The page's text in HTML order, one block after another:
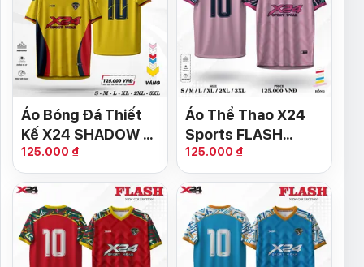
Áo Bóng Đá Thiết
Kế X24 SHADOW –
Màu Vàng Chanh
Nổi Bật
125.000 ₫
Áo Thể Thao X24
Sports FLASH
Collection – Hồng
Pastel
125.000 ₫